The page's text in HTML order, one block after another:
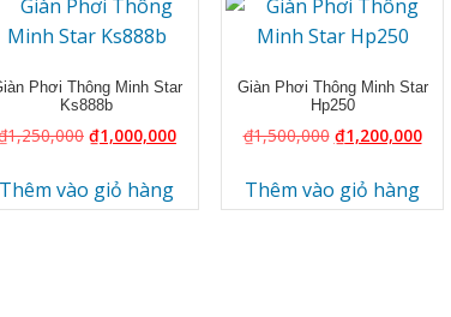
Phơi Thông Minh Star
Ks888b
1,250,000 ₫1,000,000
Thêm vào giỏ hàng
Giàn Phơi Thông Minh Star
Hp250
₫1,500,000 ₫1,200,000
Thêm vào giỏ hàng